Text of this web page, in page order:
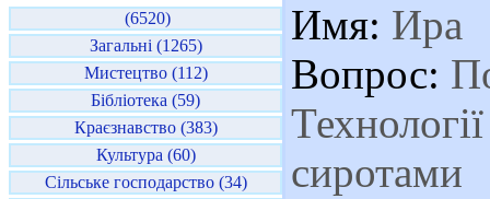
(6520)
Загальні (1265)
Мистецтво (112)
Бібліотека (59)
Краєзнавство (383)
Культура (60)
Сільське господарство (34)
Имя: Ира
Вопрос:
сиротами